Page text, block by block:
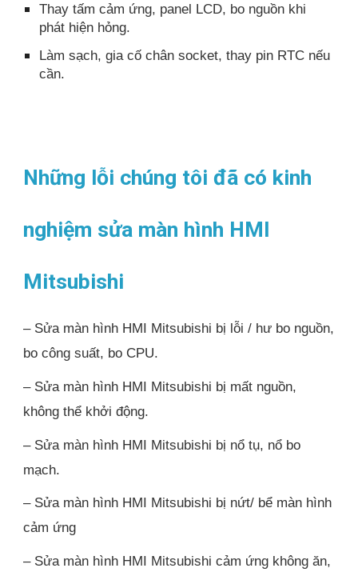
Thay tấm cảm ứng, panel LCD, bo nguồn khi
phát hiện hỏng.
Làm sạch, gia cố chân socket, thay pin RTC nếu
cần.
Những lỗi chúng tôi đã có kinh
nghiệm sửa màn hình HMI
Mitsubishi
– Sửa màn hình HMI Mitsubishi bị lỗi / hư bo nguồn,
bo công suất, bo CPU.
– Sửa màn hình HMI Mitsubishi bị mất nguồn,
không thể khởi động.
– Sửa màn hình HMI Mitsubishi bị nổ tụ, nổ bo
mạch.
– Sửa màn hình HMI Mitsubishi bị nứt/ bể màn hình
cảm ứng
– Sửa màn hình HMI Mitsubishi cảm ứng không ăn,